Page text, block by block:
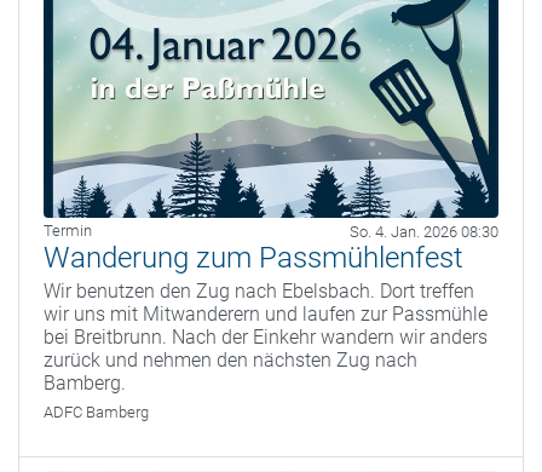
Termin So. 4. Jan. 2026 08:30
Wanderung zum Passmühlenfest
Wir benutzen den Zug nach Ebelsbach. Dort treffen
wir uns mit Mitwanderern und laufen zur Passmühle
bei Breitbrunn. Nach der Einkehr wandern wir anders
zurück und nehmen den nächsten Zug nach
Bamberg.
ADFC Bamberg